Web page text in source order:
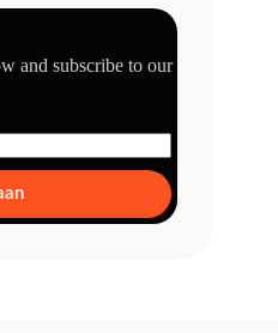
and subscribe to our